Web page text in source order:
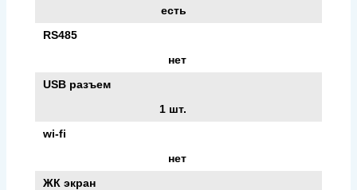
есть
RS485
нет
USB разъем
1 шт.
wi-fi
нет
ЖК экран